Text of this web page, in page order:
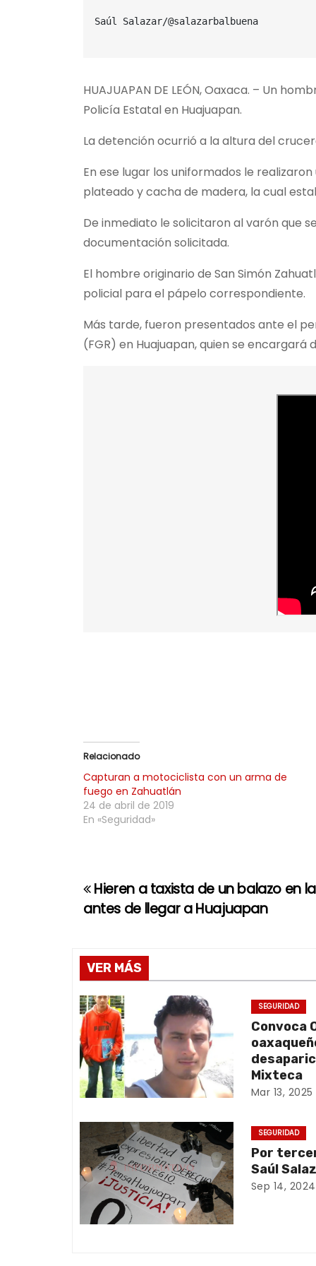
Saúl Salazar/@salazarbalbuena
HUAJUAPAN DE LEÓN, Oaxaca. – Un
Policía Estatal en Huajuapan.
La detención ocurrió a la altura del
En ese lugar los uniformados le
plateado y cacha de madera, la cual
De inmediato le solicitaron al varón que
documentación solicitada.
El hombre originario de San Simón
policial para el pápelo correspondiente.
Más tarde, fueron presentados ante el
(FGR) en Huajuapan, quien se encargará
Relacionado
Capturan a motociclista con un arma de
fuego en Zahuatlán
24 de abril de 2019
En «Seguridad»
N
v
e
g
a
c
i
ó
n
d
e
Hieren a taxista de un balazo en
antes de llegar a Huajuapan
VER MÁS
SEGURIDAD
Convoca
Mixteca
Mar 13, 2025
SEGURIDAD
Por
Saúl
Sep 14, 2024